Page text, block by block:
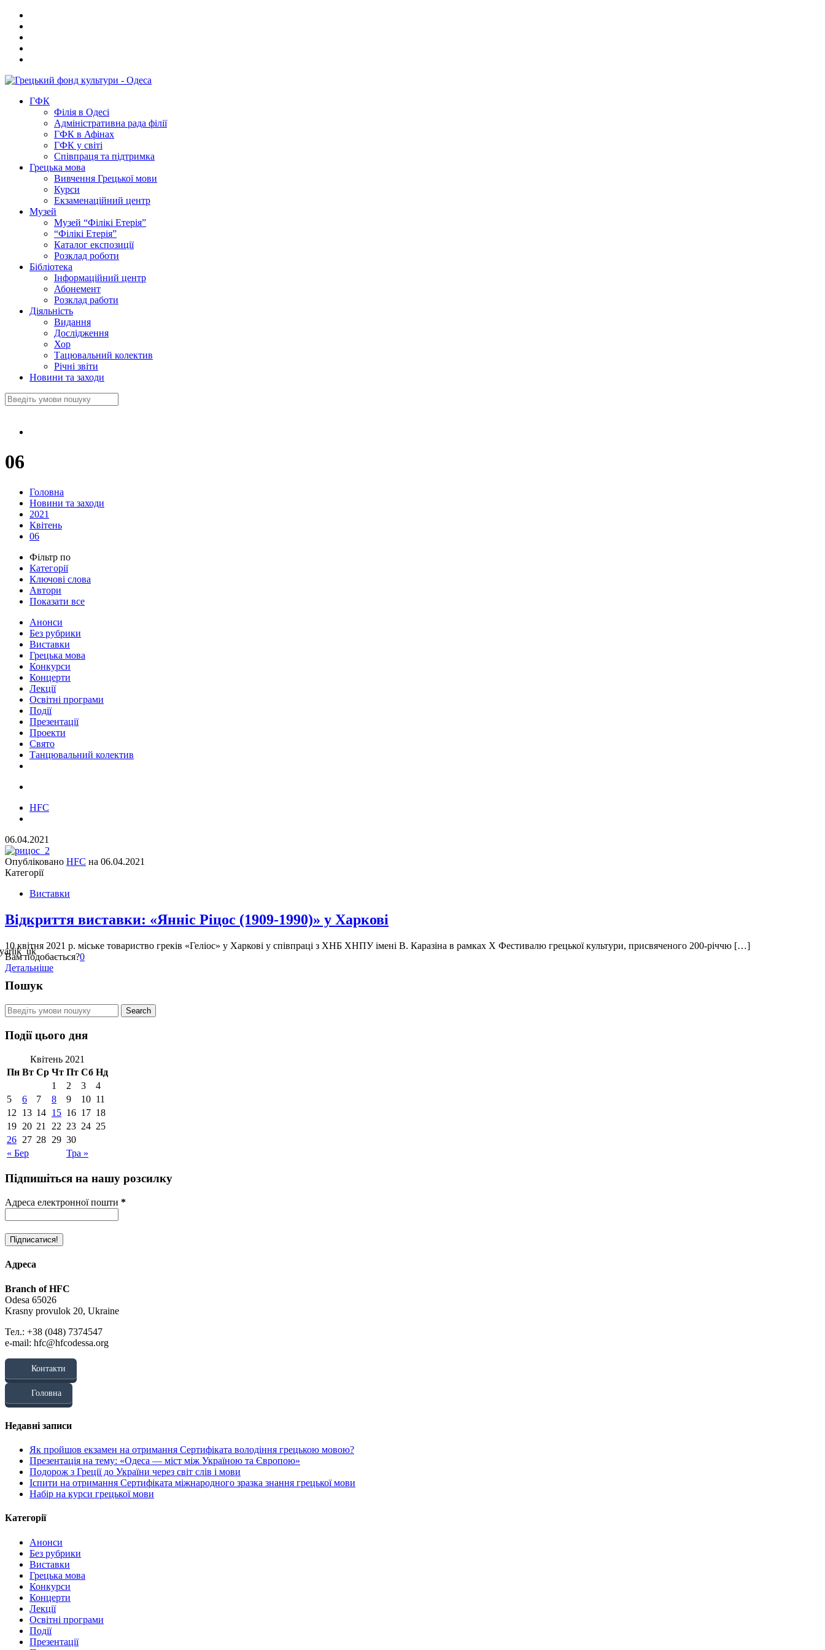
ГФК
Філія в Одесі
Адміністративна рада філії
ГФК в Афінах
ГФК у світі
Співпраця та підтримка
Грецька мова
Вивчення Грецької мови
Курси
Екзаменаційний центр
Музей
Музей “Філікі Етерія”
“Філікі Етерія”
Каталог експозиції
Розклад роботи
Бібліотека
Інформаційний центр
Абонемент
Розклад работи
Діяльність
Видання
Дослідження
Хор
Тацювальний колектив
Річні звіти
Новини та заходи
06
Головна
Новини та заходи
2021
Квітень
06
Фільтр по
Категорії
Ключові слова
Автори
Показати все
Анонси
Без рубрики
Виставки
Грецька мова
Конкурси
Концерти
Лекції
Освітні програми
Події
Презентації
Проекти
Свято
Танцювальний колектив
HFC
06.04.2021
Опубліковано HFC на 06.04.2021
Категорії
Виставки
Відкриття виставки: «Янніс Ріцос (1909-1990)» у Харкові
10 квітня 2021 р. міське товариство греків «Геліос» у Харкові у співпраці з ХНБ ХНПУ імені В. Каразіна в рамках Х Фестивалю грецької культури, присвяченого 200-річчю […]
Вам подобається?0
Детальніше
Пошук
Події цього дня
Квітень 2021
Пн Вт Ср Чт Пт Сб Нд
« Бер Тра »
1 2 3
4
5
6 7 8 9 10 11
12
13 14 15 16 17 18
19 20 21 22 23 24 25
26 27 28 29 30
Підпишіться на нашу розсилку
Адреса електронної пошти *
Адреса
Branch of HFC
Odesa 65026
Krasny provulok 20, Ukraine
Тел.: +38 (048) 7374547
e-mail: hfc@hfcodessa.org
Контакти
Головна
Недавні записи
Як пройшов екзамен на отримання Сертифіката володіння грецькою мовою?
Презентація на тему: «Одеса — міст між Україною та Європою»
Подорож з Греції до України через світ слів і мови
Іспити на отримання Сертифіката міжнародного зразка знання грецької мови
Набір на курси грецької мови
Категорії
Анонси
Без рубрики
Виставки
Грецька мова
Конкурси
Концерти
Лекції
Освітні програми
Події
Презентації